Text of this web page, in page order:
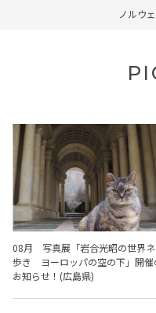
滋賀県
ノルウェー
神奈川県
滋賀県
ノルウェー
08月 写真展「岩合光昭の世界
歩き ヨーロッパの空の下」開催
お知らせ！(広島県)